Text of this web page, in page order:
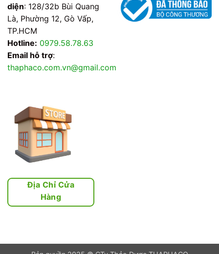
diện: 128/32b Bùi Quang
Là, Phường 12, Gò Vấp,
TP.HCM
Hotline: 0979.58.78.63
Email hỗ trợ:
thaphaco.com.vn@gmail.com
Địa Chỉ Cửa
Hàng